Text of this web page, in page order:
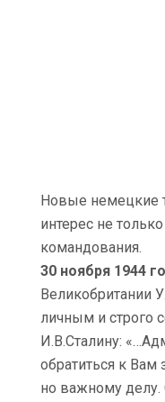
Новые немецкие
интерес не
командования.
30 ноября 1944
Великобритании
личным и строго
И.В.Сталину:
обратиться к
но важному